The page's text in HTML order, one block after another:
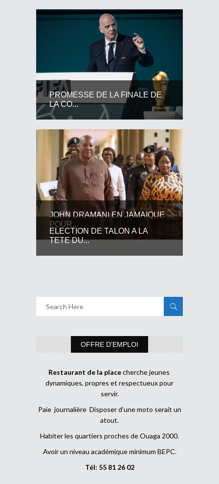
PROMESSE DE LA FINALE DE
LA CO...
JOHN DRAMANI EN JAMAIQUE
POUR...
ELECTION DE TALON A LA
TETE DU...
OFFRE D’EMPLOI
Restaurant de la placecherche jeunes
dynamiques, propres et respectueux pour
servir.
Paie journalière Disposer d’une moto serait un
atout.
Habiter les quartiers proches de Ouaga 2000.
Avoir un niveau académique minimum BEPC.
Tél: 55 81 26 02